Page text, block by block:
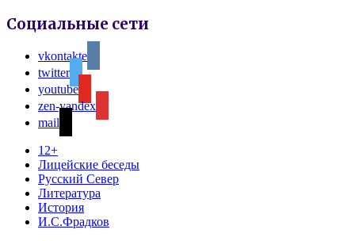
Социальные сети
vkontakte
twitter
youtube
zen-yandex
mail
12+
Лицейские беседы
Русский Север
Литература
История
И.С.Фрадков